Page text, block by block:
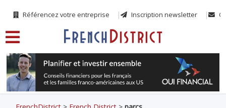
Référencez votre entreprise Inscription newsletter